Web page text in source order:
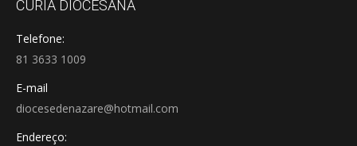
CÚRIA DIOCESANA
Telefone:
81 3633 1009
E-mail
diocesedenazare@hotmail.com
Endereço: